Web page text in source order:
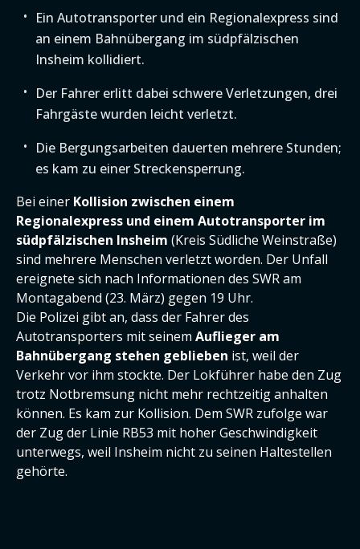
Ein Autotransporter und ein Regionalexpress sind
an einem Bahnübergang im südpfälzischen
Insheim kollidiert.
Der Fahrer erlitt dabei schwere Verletzungen, drei
Fahrgäste wurden leicht verletzt.
Die Bergungsarbeiten dauerten mehrere Stunden;
es kam zu einer Streckensperrung.
Bei einer Kollision zwischen einem
Regionalexpress und einem Autotransporter im
südpfälzischen Insheim (Kreis Südliche Weinstraße)
sind mehrere Menschen verletzt worden. Der Unfall
ereignete sich nach Informationen des SWR am
Montagabend (23. März) gegen 19 Uhr.
Die Polizei gibt an, dass der Fahrer des
Autotransporters mit seinem Auflieger am
Bahnübergang stehen geblieben ist, weil der
Verkehr vor ihm stockte. Der Lokführer habe den Zug
trotz Notbremsung nicht mehr rechtzeitig anhalten
können. Es kam zur Kollision. Dem SWR zufolge war
der Zug der Linie RB53 mit hoher Geschwindigkeit
unterwegs, weil Insheim nicht zu seinen Haltestellen
gehörte.